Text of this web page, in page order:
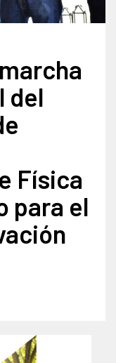
del
Física
para el